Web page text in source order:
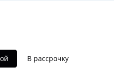
В рассрочку